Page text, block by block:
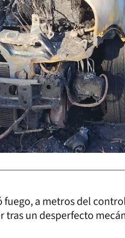
fuego, a metros del
tras un desperfecto